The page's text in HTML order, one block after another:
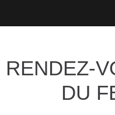
RENDEZ-
DU